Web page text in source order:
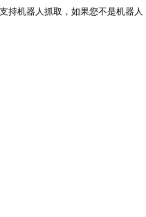
人抓取，如果您不是机器人，